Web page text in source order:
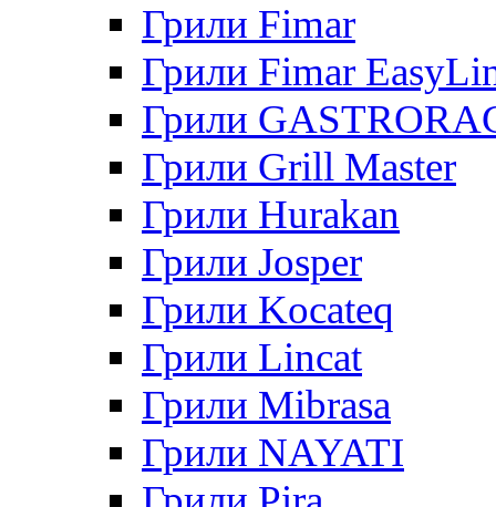
Грили Fimar
Грили Fimar
Грили
Грили Grill Master
Грили Hurakan
Грили Josper
Грили Kocateq
Грили Lincat
Грили Mibrasa
Грили NAYATI